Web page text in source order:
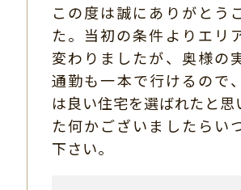
この度は誠にありがとう
た。当初の条件よりエリ
変わりましたが、奥様の
通勤も一本で行けるので
は良い住宅を選ばれたと思
た何かございましたらい
下さい。